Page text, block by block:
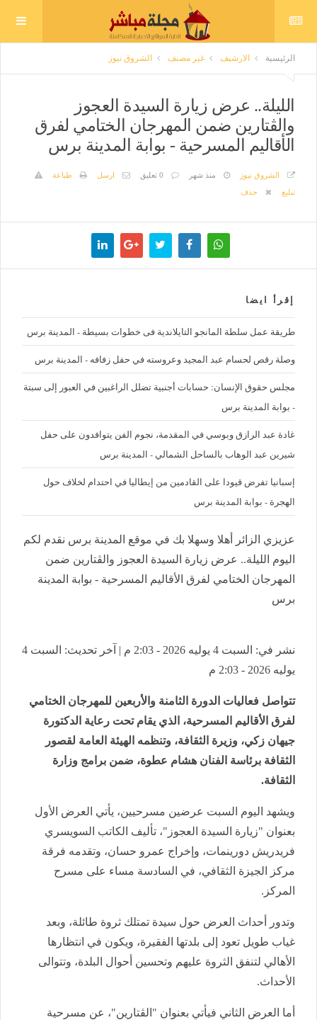
الرئيسية الارشيف غير مصنف الشروق نيوز
الليلة.. عرض زيارة السيدة العجوز
والڤتارين ضمن المهرجان الختامي لفرق
الأقاليم المسرحية - بوابة المدينة برس
الشروق نيوز منذ شهر 0 تعليق ارسل
طباعة
تبليغ
حذف
إقرأ ايضا
طريقة عمل سلطة المانجو التايلاندية فى خطوات بسيطة - المدينة برس
وصلة رقص لحسام عبد المجيد وعروسته في حفل زفافه - المدينة برس
مجلس حقوق الإنسان: حسابات أجنبية تضلل الراغبين في العبور إلى سبتة
- بوابة المدينة برس
غادة عبد الرازق وبوسي في المقدمة، نجوم الفن يتوافدون على حفل
شيرين عبد الوهاب بالساحل الشمالي - المدينة برس
إسبانيا تفرض قيودا على القادمين من إيطاليا في احتدام لخلاف حول
الهجرة - بوابة المدينة برس
عزيزي الزائر أهلا وسهلا بك في موقع المدينة برس نقدم لكم
اليوم الليلة.. عرض زيارة السيدة العجوز والڤتارين ضمن
المهرجان الختامي لفرق الأقاليم المسرحية - بوابة المدينة
برس
نشر في: السبت 4 يوليه 2026 - 2:03 م | آخر تحديث: السبت 4
يوليه 2026 - 2:03 م
تتواصل فعاليات الدورة الثامنة والأربعين للمهرجان الختامي
لفرق الأقاليم المسرحية، الذي يقام تحت رعاية الدكتورة
جيهان زكي، وزيرة الثقافة، وتنظمه الهيئة العامة لقصور
الثقافة برئاسة الفنان هشام عطوة، ضمن برامج وزارة
الثقافة.
ويشهد اليوم السبت عرضين مسرحيين، يأتي العرض الأول
بعنوان "زيارة السيدة العجوز"، تأليف الكاتب السويسري
فريدريش دورينمات، وإخراج عمرو حسان، وتقدمه فرقة
مركز الجيزة الثقافي، في السادسة مساء على مسرح
المركز.
وتدور أحداث العرض حول سيدة تمتلك ثروة طائلة، وبعد
غياب طويل تعود إلى بلدتها الفقيرة، ويكون في انتظارها
الأهالي لتنفق الثروة عليهم وتحسين أحوال البلدة، وتتوالى
الأحداث.
أما العرض الثاني فيأتي بعنوان "الڤتارين"، عن مسرحية